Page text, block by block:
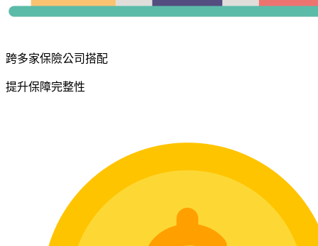
跨多家保險公司搭配
提升保障完整性